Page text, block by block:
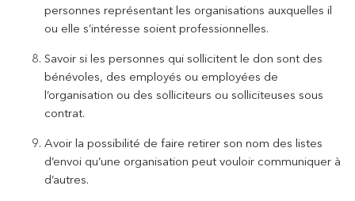
personnes représentant les organisations auxquelles il
ou elle s’intéresse soient professionnelles.
Savoir si les personnes qui sollicitent le don sont des
bénévoles, des employés ou employées de
l’organisation ou des solliciteurs ou solliciteuses sous
contrat.
Avoir la possibilité de faire retirer son nom des listes
d’envoi qu’une organisation peut vouloir communiquer à
d’autres.